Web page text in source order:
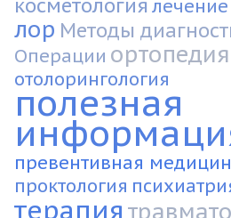
косметология
лор Методы
Операции ортопедия
отолорингология
полезная
превентивная
проктология
терапия